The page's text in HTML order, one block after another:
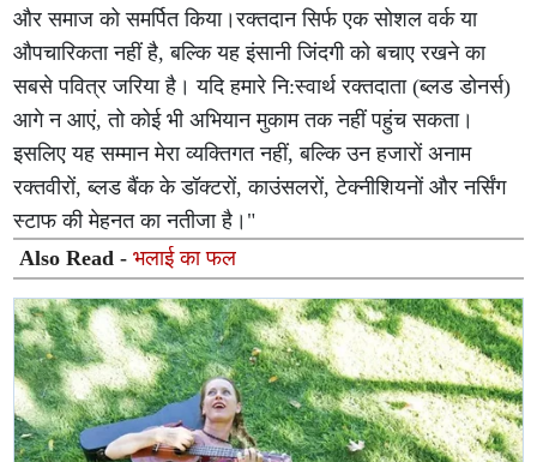
और समाज को समर्पित किया।रक्तदान सिर्फ एक सोशल वर्क या
औपचारिकता नहीं है, बल्कि यह इंसानी जिंदगी को बचाए रखने का
सबसे पवित्र जरिया है। यदि हमारे नि:स्वार्थ रक्तदाता (ब्लड डोनर्स)
आगे न आएं, तो कोई भी अभियान मुकाम तक नहीं पहुंच सकता।
इसलिए यह सम्मान मेरा व्यक्तिगत नहीं, बल्कि उन हजारों अनाम
रक्तवीरों, ब्लड बैंक के डॉक्टरों, काउंसलरों, टेक्नीशियनों और नर्सिंग
स्टाफ की मेहनत का नतीजा है।"
Also Read -भलाई का फल